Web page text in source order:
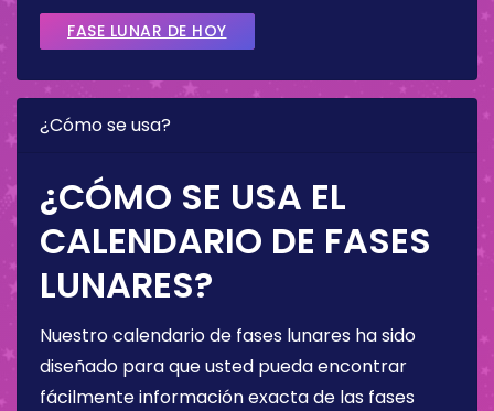
FASE LUNAR DE HOY
¿Cómo se usa?
¿CÓMO SE USA EL
CALENDARIO DE FASES
LUNARES?
Nuestro calendario de fases lunares ha sido
diseñado para que usted pueda encontrar
fácilmente información exacta de las fases